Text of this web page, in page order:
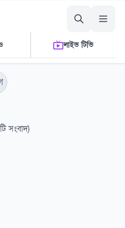
লাইভ টিভি
সংবাদ)